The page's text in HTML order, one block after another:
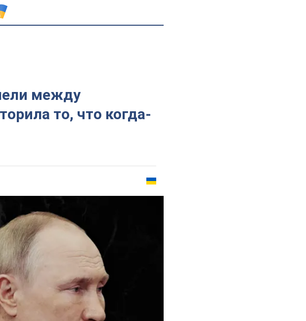
между
то, что когда-